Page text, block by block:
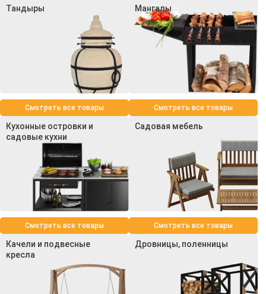
Тандыры
Смотреть все товары
Мангалы
Смотреть все товары
Кухонные островки и
садовые кухни
Смотреть все товары
Садовая мебель
Смотреть все товары
Качели и подвесные
кресла
Дровницы, поленницы